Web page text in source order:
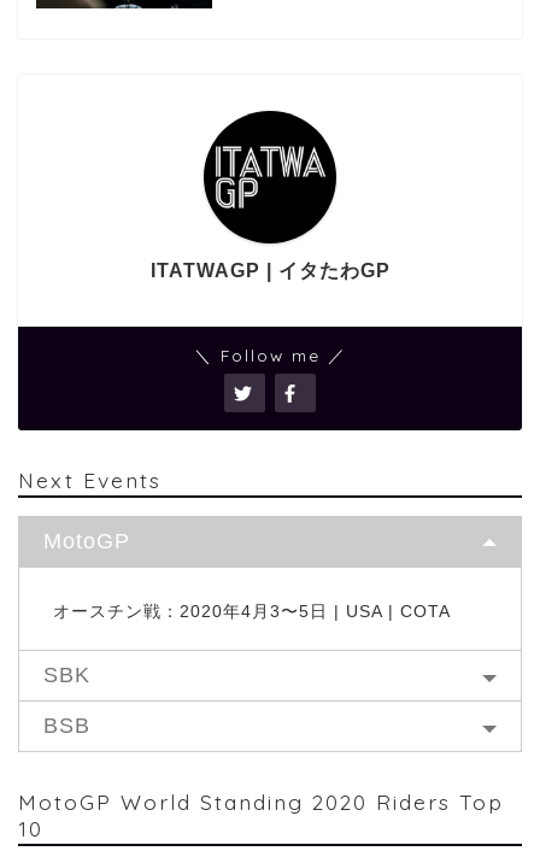
ITATWAGP | イタたわGP
＼ Follow me ／
Next Events
MotoGP
オースチン戦：2020年4月3〜5日 | USA | COTA
SBK
BSB
MotoGP World Standing 2020 Riders Top
10